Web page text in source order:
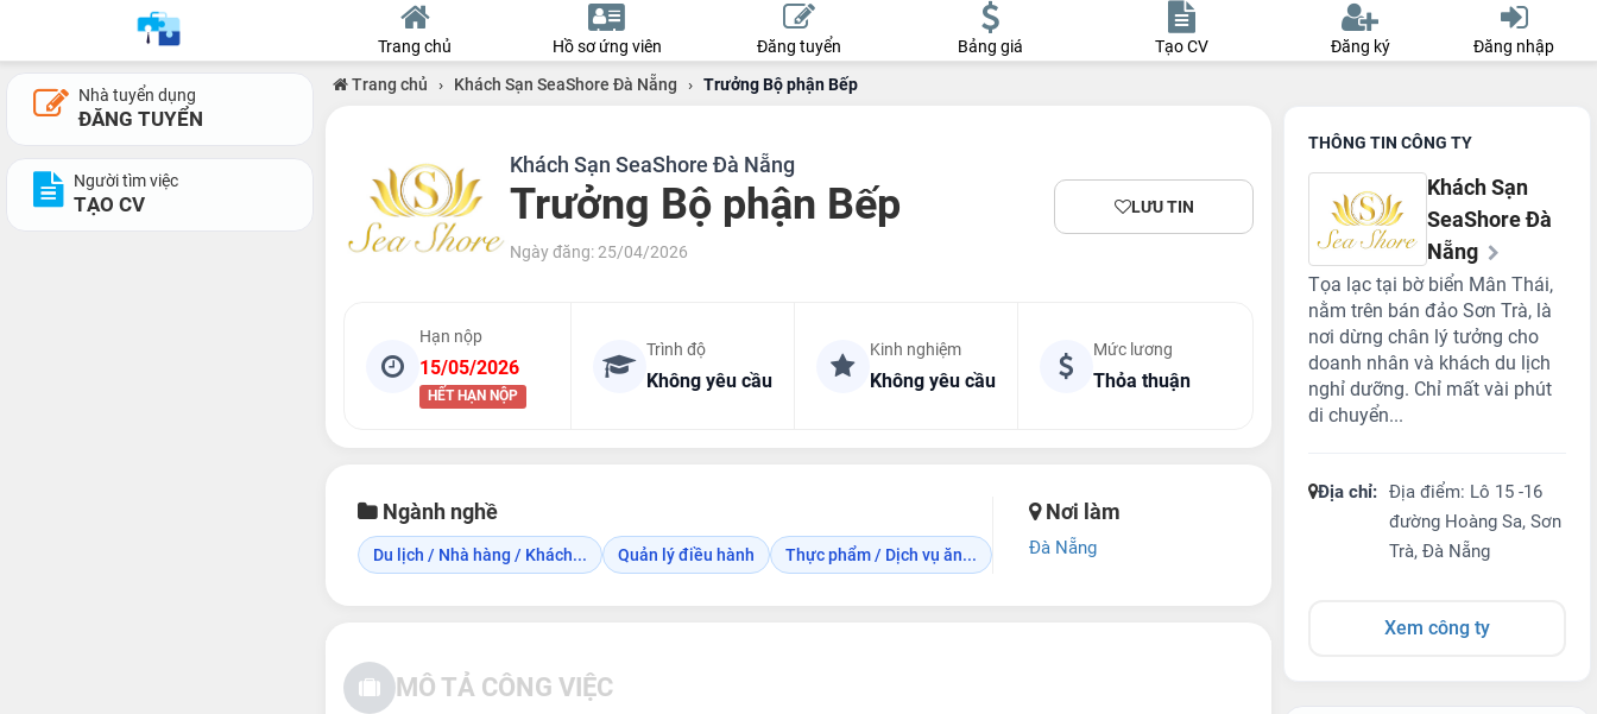
Trang chủ Hồ sơ ứng viên Đăng tuyển Bảng giá Tạo CV Đăng ký Đăng nhập
Nhà tuyển dụng
ĐĂNG TUYỂN
Người tìm việc
TẠO CV
Trang chủ › Khách Sạn SeaShore Đà Nẵng › Trưởng Bộ phận Bếp
Khách Sạn SeaShore Đà Nẵng
Trưởng Bộ phận Bếp
Ngày đăng: 25/04/2026
LƯU TIN
Hạn nộp
15/05/2026
HẾT HẠN NỘP
Trình độ
Không yêu cầu
Kinh nghiệm
Không yêu cầu
Mức lương
Thỏa thuận
Ngành nghề
Du lịch / Nhà hàng / Khách... Quản lý điều hành Thực phẩm / Dịch vụ ăn...
Nơi làm
Đà Nẵng
MÔ TẢ CÔNG VIỆC
THÔNG TIN CÔNG TY
Khách Sạn
SeaShore Đà
Nẵng
Tọa lạc tại bờ biển Mân Thái,
nằm trên bán đảo Sơn Trà, là
nơi dừng chân lý tưởng cho
doanh nhân và khách du lịch
nghỉ dưỡng. Chỉ mất vài phút
di chuyển...
Địa chỉ: Địa điểm: Lô 15 -16
đường Hoàng Sa, Sơn
Trà, Đà Nẵng
Xem công ty